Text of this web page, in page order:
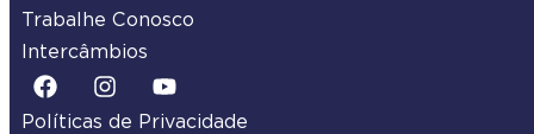
Trabalhe Conosco
Intercâmbios
Políticas de Privacidade